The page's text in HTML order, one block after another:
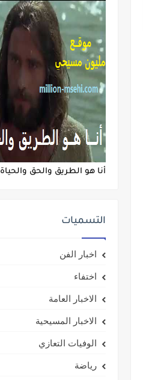
أنا هو الطريق والحق والحياة
التسميات
اخبار الفن
اختفاء
الاخبار العامة
الاخبار المسيحية
الوفيات التعازي
رياضة